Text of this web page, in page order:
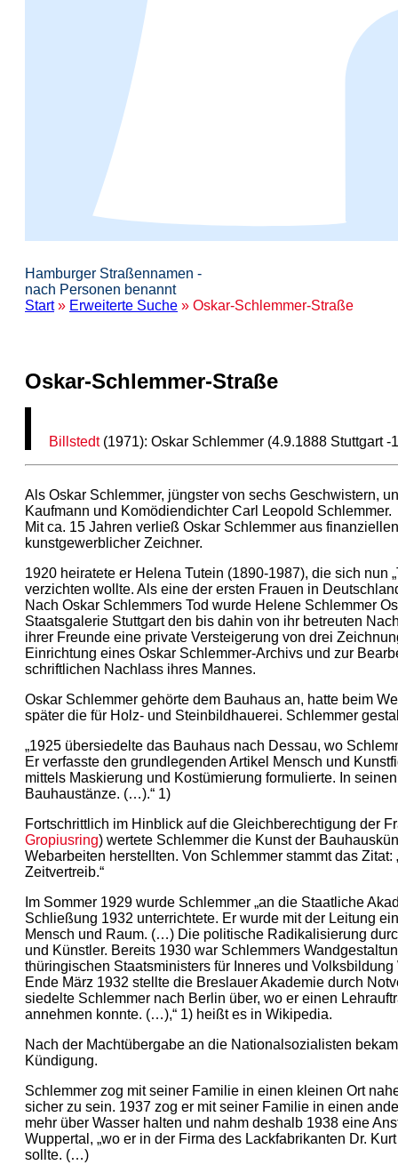
Hamburger Straßennamen -
nach Personen benannt
Start» Erweiterte Suche » Oskar-Schlemmer-Straße
Oskar-Schlemmer-Straße
Billstedt(1971): Oskar Schlemmer (4.9.1888 Stuttgart
Als Oskar Schlemmer, jüngster von sechs Geschwistern,
Kaufmann und Komödiendichter Carl Leopold Schlemmer.
Mit ca. 15 Jahren verließ Oskar Schlemmer aus
kunstgewerblicher Zeichner.
1920 heiratete er Helena Tutein (1890-1987), die sich nun
verzichten wollte. Als eine der ersten Frauen in
Nach Oskar Schlemmers Tod wurde Helene Schlemmer
Staatsgalerie Stuttgart den bis dahin von ihr betreuten
ihrer Freunde eine private Versteigerung von drei
Einrichtung eines Oskar Schlemmer-Archivs und zur
schriftlichen Nachlass ihres Mannes.
Oskar Schlemmer gehörte dem Bauhaus an, hatte beim
später die für Holz- und Steinbildhauerei. Schlemmer
„1925 übersiedelte das Bauhaus nach Dessau, wo
Er verfasste den grundlegenden Artikel Mensch und
mittels Maskierung und Kostümierung formulierte. In
Bauhaustänze. (…).“ 1)
Fortschrittlich im Hinblick auf die Gleichberechtigung der
Gropiusring) wertete Schlemmer die Kunst der
Webarbeiten herstellten. Von Schlemmer stammt das
Zeitvertreib.“
Im Sommer 1929 wurde Schlemmer „an die Staatliche
Schließung 1932 unterrichtete. Er wurde mit der Leitung
Mensch und Raum. (…) Die politische Radikalisierung
und Künstler. Bereits 1930 war Schlemmers
thüringischen Staatsministers für Inneres und
Ende März 1932 stellte die Breslauer Akademie durch
siedelte Schlemmer nach Berlin über, wo er einen
annehmen konnte. (…),“ 1) heißt es in Wikipedia.
Nach der Machtübergabe an die Nationalsozialisten
Kündigung.
Schlemmer zog mit seiner Familie in einen kleinen Ort
sicher zu sein. 1937 zog er mit seiner Familie in einen
mehr über Wasser halten und nahm deshalb 1938 eine
Wuppertal, „wo er in der Firma des Lackfabrikanten Dr.
sollte. (…)